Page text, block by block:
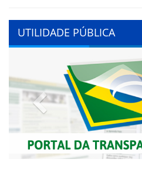
UTILIDADE PÚBLICA
Previous